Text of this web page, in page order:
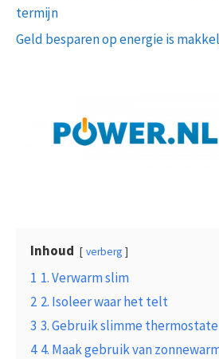
termijn
Geld besparen op energie is
Inhoud verberg
1 1. Verwarm slim
2 2. Isoleer waar het telt
3 3. Gebruik slimme
4 4. Maak gebruik van